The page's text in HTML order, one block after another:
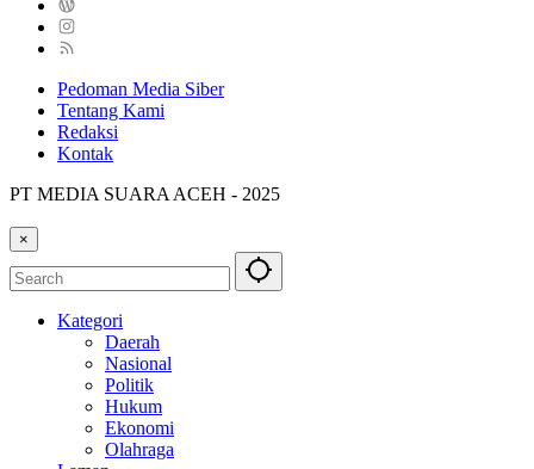
Pedoman Media Siber
Tentang Kami
Redaksi
Kontak
PT MEDIA SUARA ACEH - 2025
×
Kategori
Daerah
Nasional
Politik
Hukum
Ekonomi
Olahraga